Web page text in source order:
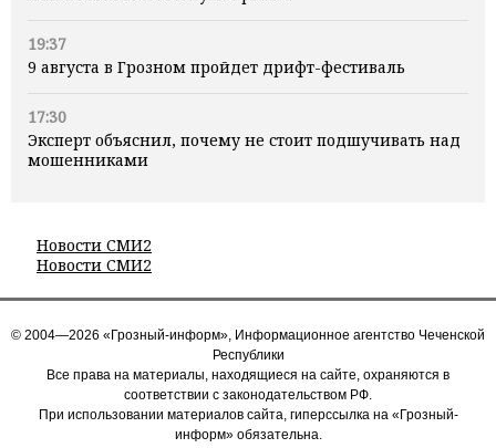
19:37
9 августа в Грозном пройдет дрифт-фестиваль
17:30
Эксперт объяснил, почему не стоит подшучивать над
мошенниками
Новости СМИ2
Новости СМИ2
© 2004—2026 «Грозный-информ», Информационное агентство Чеченской
Республики
Все права на материалы, находящиеся на сайте, охраняются в
соответствии с законодательством РФ.
При использовании материалов сайта, гиперссылка на «Грозный-
информ» обязательна.